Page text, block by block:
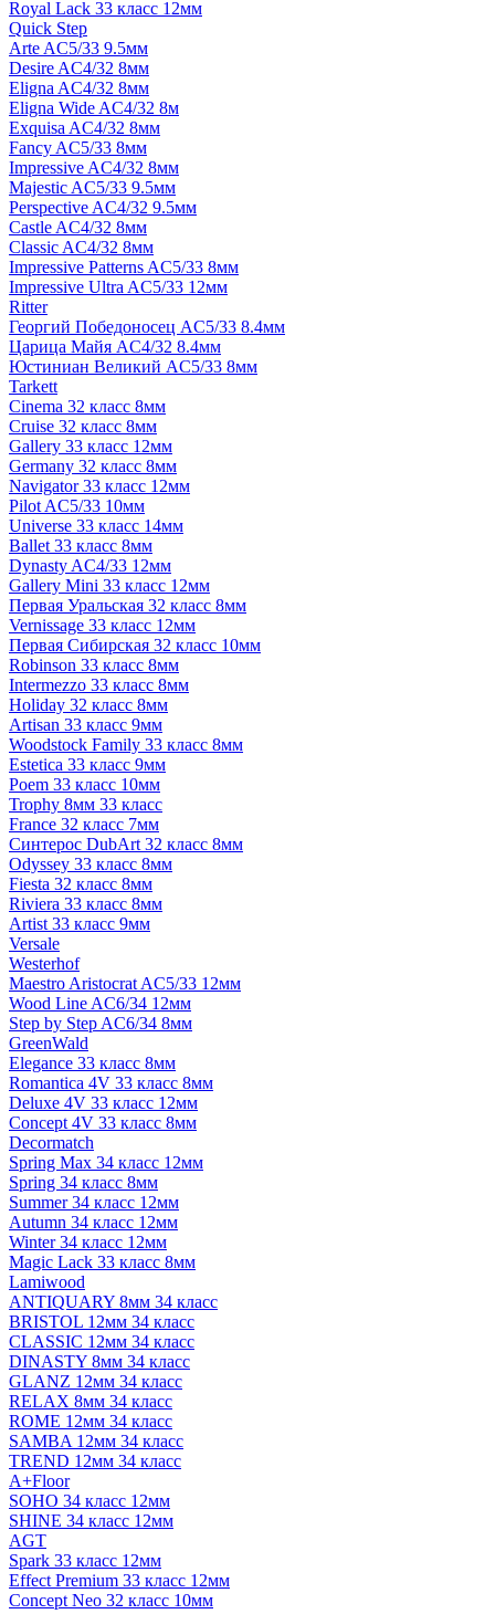
Royal Lack 33 класс 12мм
Quick Step
Arte AC5/33 9.5мм
Desire AC4/32 8мм
Eligna AC4/32 8мм
Eligna Wide AC4/32 8м
Exquisa AC4/32 8мм
Fancy AC5/33 8мм
Impressive AC4/32 8мм
Majestic AC5/33 9.5мм
Perspective AC4/32 9.5мм
Castle AC4/32 8мм
Classic AC4/32 8мм
Impressive Patterns AC5/33 8мм
Impressive Ultra AC5/33 12мм
Ritter
Георгий Победоносец AC5/33 8.4мм
Царица Майя AC4/32 8.4мм
Юстиниан Великий AC5/33 8мм
Tarkett
Cinema 32 класс 8мм
Cruise 32 класс 8мм
Gallery 33 класс 12мм
Germany 32 класс 8мм
Navigator 33 класс 12мм
Pilot AC5/33 10мм
Universe 33 класс 14мм
Ballet 33 класс 8мм
Dynasty AC4/33 12мм
Gallery Mini 33 класс 12мм
Первая Уральская 32 класс 8мм
Vernissage 33 класс 12мм
Первая Сибирская 32 класс 10мм
Robinson 33 класс 8мм
Intermezzo 33 класс 8мм
Holiday 32 класс 8мм
Artisan 33 класс 9мм
Woodstock Family 33 класс 8мм
Estetica 33 класс 9мм
Poem 33 класс 10мм
Trophy 8мм 33 класс
France 32 класс 7мм
Синтерос DubArt 32 класс 8мм
Odyssey 33 класс 8мм
Fiesta 32 класс 8мм
Riviera 33 класс 8мм
Artist 33 класс 9мм
Versale
Westerhof
Maestro Aristocrat AC5/33 12мм
Wood Line AC6/34 12мм
Step by Step AC6/34 8мм
GreenWald
Elegance 33 класс 8мм
Romantica 4V 33 класс 8мм
Deluxe 4V 33 класс 12мм
Concept 4V 33 класс 8мм
Decormatch
Spring Max 34 класс 12мм
Spring 34 класс 8мм
Summer 34 класс 12мм
Autumn 34 класс 12мм
Winter 34 класс 12мм
Magic Lack 33 класс 8мм
Lamiwood
ANTIQUARY 8мм 34 класс
BRISTOL 12мм 34 класс
CLASSIC 12мм 34 класс
DINASTY 8мм 34 класс
GLANZ 12мм 34 класс
RELAX 8мм 34 класс
ROME 12мм 34 класс
SAMBA 12мм 34 класс
TREND 12мм 34 класс
A+Floor
SOHO 34 класс 12мм
SHINE 34 класс 12мм
AGT
Spark 33 класс 12мм
Effect Premium 33 класс 12мм
Concept Neo 32 класс 10мм